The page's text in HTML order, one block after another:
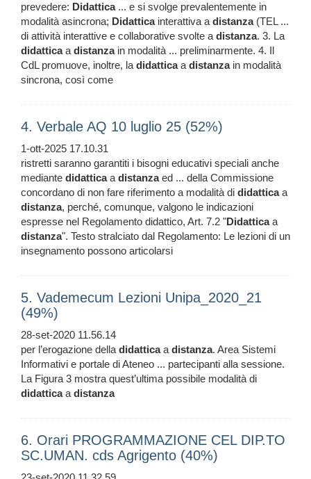
prevedere: Didattica... e si svolge prevalentemente in
modalità asincrona; Didatticainterattiva adistanza(TEL ...
di attività interattive e collaborative svolte adistanza. 3. La
didatticaadistanzain modalità ... preliminarmente. 4. Il
CdL promuove, inoltre, ladidatticaadistanzain modalità
sincrona, così come
4. Verbale AQ 10 luglio 25 (52%)
1-ott-2025 17.10.31
ristretti saranno garantiti i bisogni educativi speciali anche
mediante didatticaadistanzaed ... della Commissione
concordano di non fare riferimento a modalità di didatticaa
distanza, perché, comunque, valgono le indicazioni
espresse nel Regolamento didattico, Art. 7.2 "Didatticaa
distanza". Testo stralciato dal Regolamento: Le lezioni di un
insegnamento possono articolarsi
5. Vademecum Lezioni Unipa_2020_21
(49%)
28-set-2020 11.56.14
per l’erogazione delladidatticaadistanza. Area Sistemi
Informativi e portale di Ateneo ... partecipanti alla sessione.
La Figura 3 mostra quest’ultima possibile modalità di
didatticaadistanza
6. Orari PROGRAMMAZIONE CEL DIP.TO
SC.UMAN. cds Agrigento (40%)